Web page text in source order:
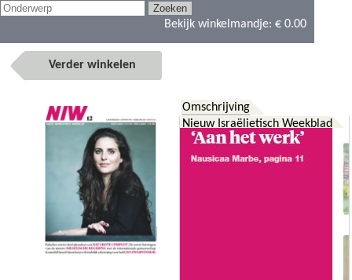
Bekijk winkelmandje: € 0.00
Verder winkelen
Omschrijving
Nieuw Israëlietisch Weekblad